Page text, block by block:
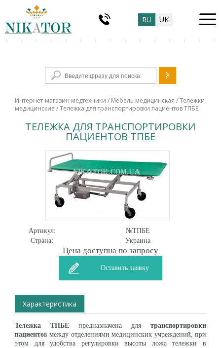
RU UK
Форма поиска
Интернет-магазин медтехники / Мебель медицинская /Тележки
медицинские / Тележка для транспортировки пациентов ТПБЕ
ТЕЛЕЖКА ДЛЯ ТРАНСПОРТИРОВКИ
ПАЦИЕНТОВ ТПБЕ
Артикул:
№ТПБЕ
Страна:
Украина
Цена доступна по запросу
Оставить заявку
Характеристика
Тележка ТПБЕ предназначена для транспортировки
пациентов между отделениями медицинских учреждений, при
этом для удобства регулировки высоты ложа тележки в